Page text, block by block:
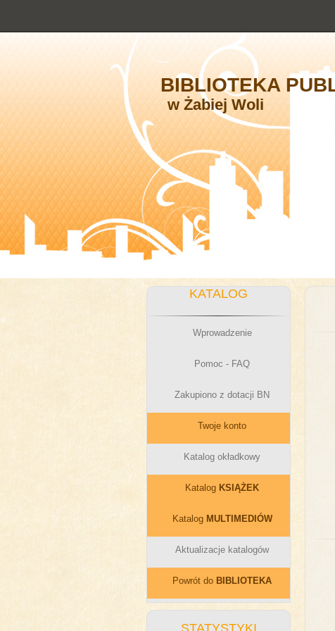
BIBLIOTEKA
w Żabiej Woli
KATALOG
Wprowadzenie
Pomoc - FAQ
Zakupiono z dotacji BN
Twoje konto
Katalog okładkowy
Katalog KSIĄŻEK
Katalog MULTIMEDIÓW
Aktualizacje katalogów
Powrót do BIBLIOTEKA
STATYSTYKI